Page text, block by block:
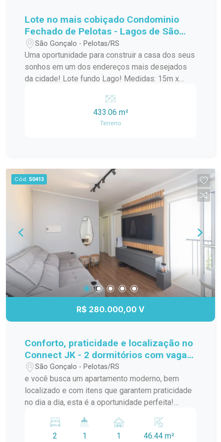
Lote no mais cobiçado Condominio
Fechado de Pelotas - Lagos de São
Gonçalo!
São Gonçalo - Pelotas/RS
Uma oportunidade para construir a casa dos seus
sonhos em um dos endereços mais desejados
da cidade! Lote fundo Lago! Medidas: 15m x
projeto residencial de alto padrão Excelente
aproveitamento do terreno Ideal para quem busca
conforto, privacidade e qualidade de vida Invista
433.06 m²
Terreno
Cód. 50413
R$ 280.000,00 V
Conforto, praticidade e localização no
Connect JK - 2 dormitórios com vaga
privativa!
São Gonçalo - Pelotas/RS
e você busca um apartamento moderno, bem
localizado e com itens que garantem praticidade
no dia a dia, esta é a oportunidade perfeita!
Connect JK, na Av. JK de Oliveira, este imóvel
oferece tudo que você precisa para morar bem e
2 1 1 46.44 m²